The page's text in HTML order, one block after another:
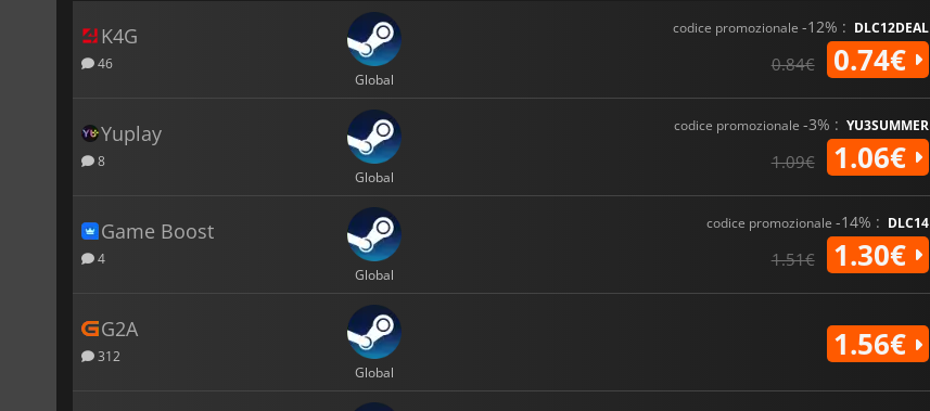
K4G
46
Global
codice promozionale -12% : DLC12DEAL
0.84€ 0.74€
Yuplay
8
Global
codice promozionale -3% : YU3SUMMER
1.09€ 1.06€
Game Boost
4
Global
codice promozionale -14% : DLC14
1.51€ 1.30€
G2A
312
Global
1.56€